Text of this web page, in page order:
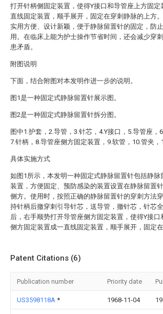
打开针柄侧固定装置，使得Y接口和导管座上方固
直线固定装置，顺手展开，固定在穿刺静脉的上方
实用方便、设计新颖，便于静脉留置针的固定，防
用。在临床上能为护士操作节省时间，还会减少穿
患矛盾。
附图说明
下面，结合附图对本发明作进一步的说明。
图1是一种固定式静脉留置针展示图。
图2是一种固定式静脉留置针拆分图。
图中1.护套，2.导管，3.针芯，4.Y接口，5.导管座，
7.针柄，8.导管座侧方固定装置，9.软管，10.管夹，
具体实施方式
如图1所示，本发明一种固定式静脉留置针包括静
装置，方便固定、预防感染的装置设置在静脉留置
侧方。使用时，按照正确的静脉留置针的穿刺方法
持针柄后撤穿刺引导针芯，送导管，撤针芯，针芯
后，右手顺势打开导管座侧方固定装置，使得Y接
侧方固定装置成一直线固定装置，顺手展开，固定在
Patent Citations (6)
Publication number Priority date
US3598118A * 1968-11-04